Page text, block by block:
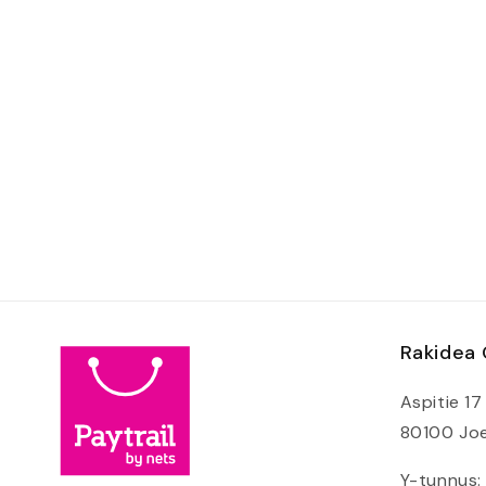
Rakidea
Aspitie 17
80100
Y-tunnus: